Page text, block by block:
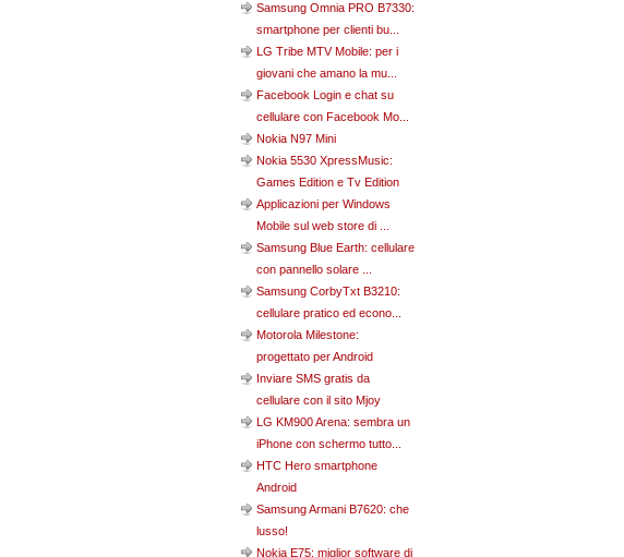
Samsung Omnia PRO B7330:
smartphone per clienti bu...
LG Tribe MTV Mobile: per i
giovani che amano la mu...
Facebook Login e chat su
cellulare con Facebook Mo...
Nokia N97 Mini
Nokia 5530 XpressMusic:
Games Edition e Tv Edition
Applicazioni per Windows
Mobile sul web store di ...
Samsung Blue Earth: cellulare
con pannello solare ...
Samsung CorbyTxt B3210:
cellulare pratico ed econo...
Motorola Milestone:
progettato per Android
Inviare SMS gratis da
cellulare con il sito Mjoy
LG KM900 Arena: sembra un
iPhone con schermo tutto...
HTC Hero smartphone
Android
Samsung Armani B7620: che
lusso!
Nokia E75: miglior software di